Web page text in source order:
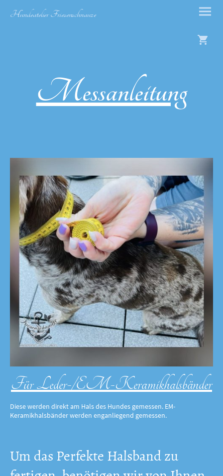
Hundeatelier Friesenschnauze
Messanleitung
Für Leder-/EM-Keramikhalsbänder
Diese werden direkt am Hals des Hundes gemessen. EM-
Keramikhalsbänder werden enganliegend gemessen.
Um das Perfekte Halsband zu